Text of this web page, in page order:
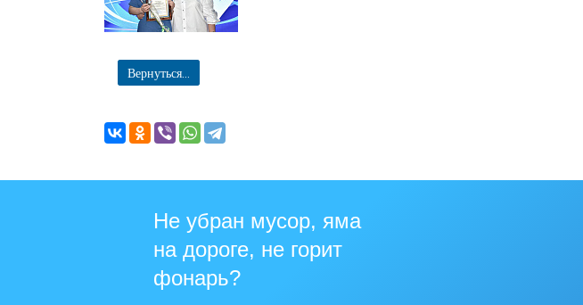
Вернуться...
Не убран мусор, яма
на дороге, не горит
фонарь?